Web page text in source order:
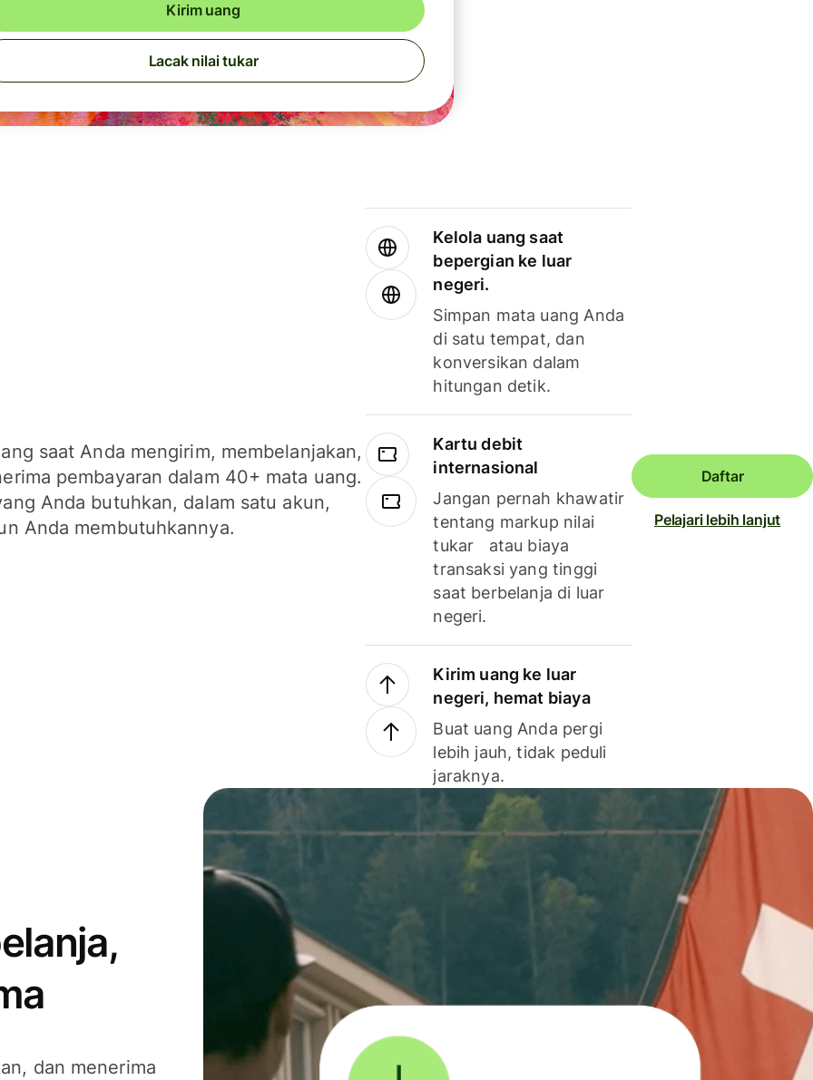
Kirim uang
Lacak nilai tukar
saat Anda mengirim, membelanjakan,
pembayaran dalam 40+ mata uang.
Anda butuhkan, dalam satu akun,
Anda membutuhkannya.
Kelola uang saat
bepergian ke luar
negeri.
Simpan mata uang Anda
di satu tempat, dan
konversikan dalam
hitungan detik.
Kartu debit
internasional
Jangan pernah khawatir
tentang markup nilai
tukar atau biaya
transaksi yang tinggi
saat berbelanja di luar
negeri.
Kirim uang ke luar
negeri, hemat biaya
Buat uang Anda pergi
lebih jauh, tidak peduli
jaraknya.
Daftar
Pelajari lebih lanjut
dan menerima